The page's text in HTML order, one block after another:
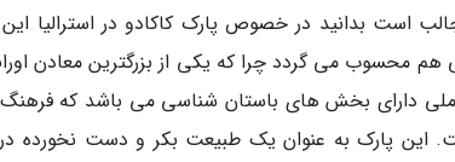
است بدانید در خصوص پارک کاکادو در استرالیا
هم محسوب می گردد چرا که یکی از بزرگترین معادن